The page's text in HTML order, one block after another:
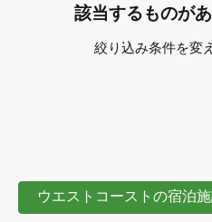
該当するものが
絞り込み条件を変
ウエストコーストの宿泊